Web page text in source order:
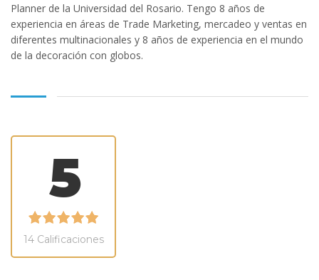
Planner de la Universidad del Rosario. Tengo 8 años de
experiencia en áreas de Trade Marketing, mercadeo y ventas en
diferentes multinacionales y 8 años de experiencia en el mundo
de la decoración con globos.
5
14 Calificaciones